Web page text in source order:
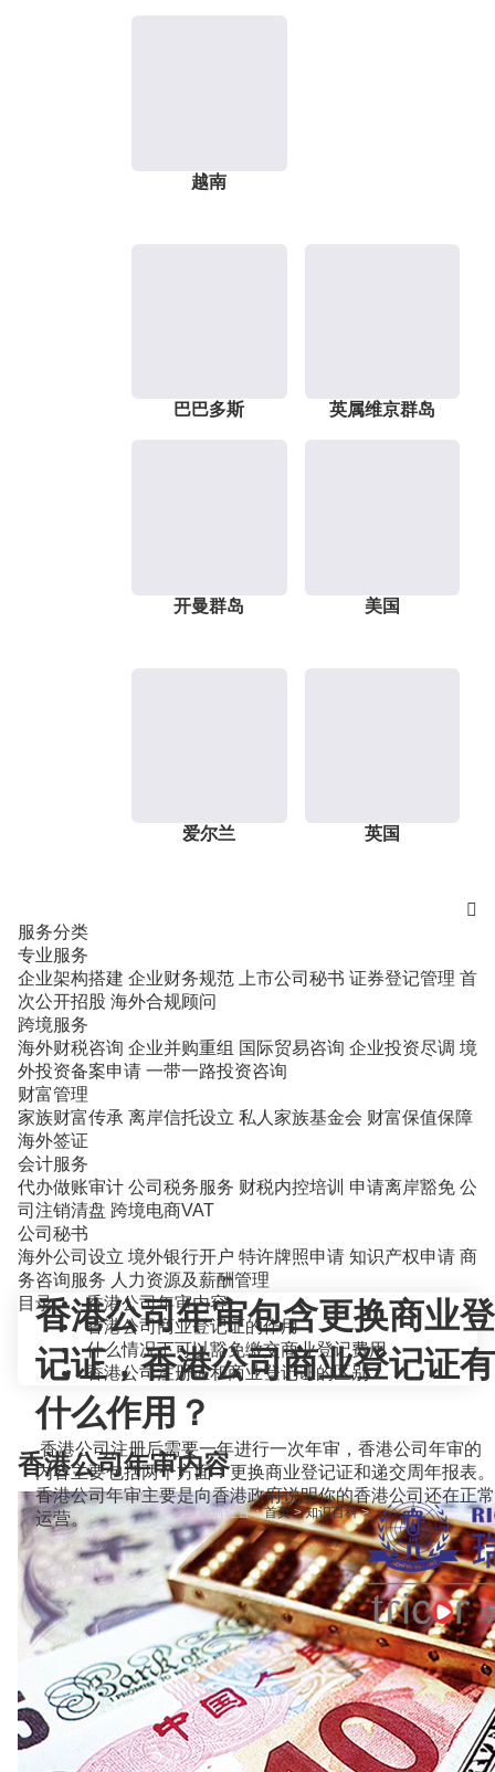
越南
巴巴多斯 英属维京群岛
开曼群岛 美国
爱尔兰 英国

服务分类
专业服务
企业架构搭建 企业财务规范 上市公司秘书 证券登记管理 首
次公开招股 海外合规顾问
跨境服务
海外财税咨询 企业并购重组 国际贸易咨询 企业投资尽调 境
外投资备案申请 一带一路投资咨询
财富管理
家族财富传承 离岸信托设立 私人家族基金会 财富保值保障
海外签证
会计服务
代办做账审计 公司税务服务 财税内控培训 申请离岸豁免 公
司注销清盘 跨境电商VAT
公司秘书
海外公司设立 境外银行开户 特许牌照申请 知识产权申请 商
务咨询服务 人力资源及薪酬管理
当前位置：首页>知识百科>
香港公司年审包含更换商业登
记证，香港公司商业登记证有
什么作用？
香港公司注册后需要一年进行一次年审，香港公司年审的
内容主要包括两个方面：更换商业登记证和递交周年报表。
香港公司年审主要是向香港政府说明你的香港公司还在正常
运营。
目录
香港公司年审内容
香港公司商业登记证的作用
什么情况下可以豁免缴交商业登记费用
香港公司注册证和商业登记证的区别
香港公司年审内容